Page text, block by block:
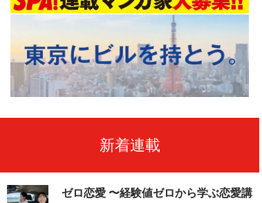
新着連載
ゼロ恋愛 〜経験値ゼロから学ぶ恋愛講